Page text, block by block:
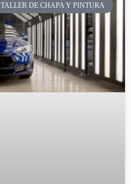
TALLER DE CHAPA Y PINTURA